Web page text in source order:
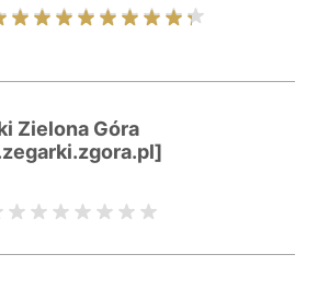
Zielona Góra